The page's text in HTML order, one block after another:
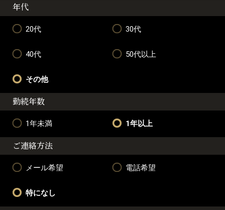
年代
20代 30代
40代 50代以上
その他
勤続年数
1年未満 1年以上
ご連絡方法
メール希望 電話希望
特になし